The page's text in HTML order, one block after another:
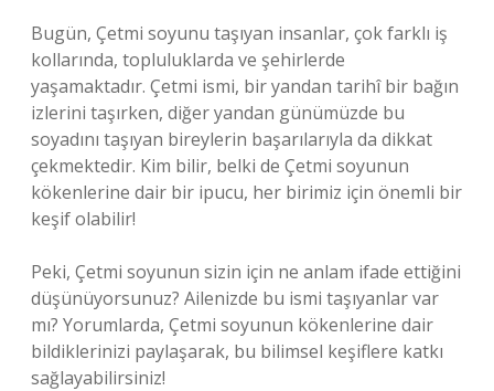
Bugün, Çetmi soyunu taşıyan insanlar, çok farklı iş
kollarında, topluluklarda ve şehirlerde
yaşamaktadır. Çetmi ismi, bir yandan tarihî bir bağın
izlerini taşırken, diğer yandan günümüzde bu
soyadını taşıyan bireylerin başarılarıyla da dikkat
çekmektedir. Kim bilir, belki de Çetmi soyunun
kökenlerine dair bir ipucu, her birimiz için önemli bir
keşif olabilir!
Peki, Çetmi soyunun sizin için ne anlam ifade ettiğini
düşünüyorsunuz? Ailenizde bu ismi taşıyanlar var
mı? Yorumlarda, Çetmi soyunun kökenlerine dair
bildiklerinizi paylaşarak, bu bilimsel keşiflere katkı
sağlayabilirsiniz!